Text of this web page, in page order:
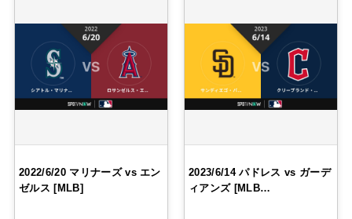
2022/6/20 マリナーズ vs エン
ゼルス [MLB]
2023/6/14 パドレス vs ガーデ
ィアンズ [MLB…